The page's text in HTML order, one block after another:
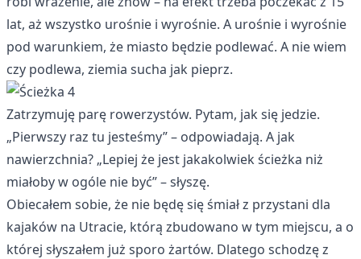
lat, aż wszystko urośnie i wyrośnie. A urośnie i wyrośnie
pod warunkiem, że miasto będzie podlewać. A nie wiem
czy podlewa, ziemia sucha jak pieprz.
Zatrzymuję parę rowerzystów. Pytam, jak się jedzie.
„Pierwszy raz tu jesteśmy” – odpowiadają. A jak
nawierzchnia? „Lepiej że jest jakakolwiek ścieżka niż
miałoby w ogóle nie być” – słyszę.
Obiecałem sobie, że nie będę się śmiał z przystani dla
kajaków na Utracie, którą zbudowano w tym miejscu, a o
której słyszałem już sporo żartów. Dlatego schodzę z